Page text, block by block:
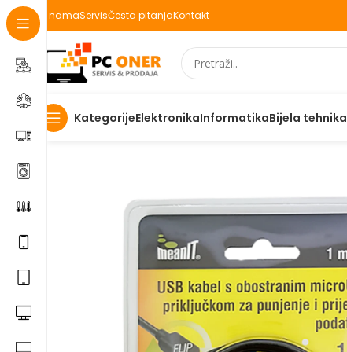
O namaServisČesta pitanjaKontakt
KategorijeElektronikaInformatikaBijela tehnika
Početna